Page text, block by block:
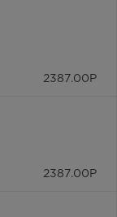
2387.00 Р
2387.00 Р